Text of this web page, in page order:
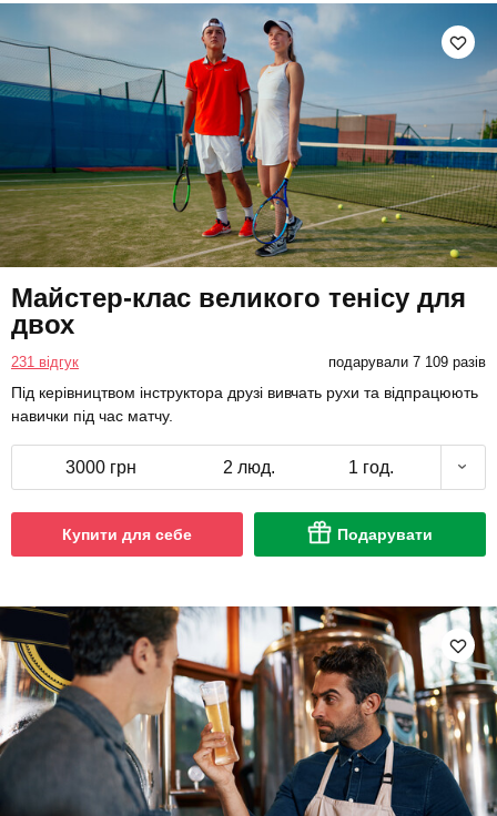
Майстер-клас великого тенісу для
двох
231 відгук подарували 7 109 разів
Під керівництвом інструктора друзі вивчать рухи та відпрацюють
навички під час матчу.
3000 грн 2 люд. 1 год.
Купити для себе Подарувати